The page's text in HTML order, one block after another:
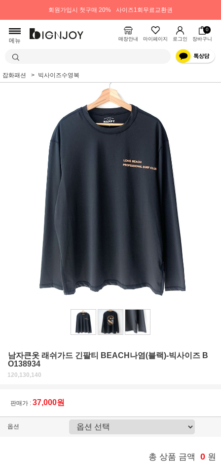
회원가입시 첫구매 20% 사이즈1회무료교환권
메뉴 매장안내 마이페이지 로그인
0
장바구니
잡화패션 빅사이즈수영복
남자큰옷 래쉬가드 긴팔티 BEACH나염(블랙)-빅사이즈 B
O138934
120,130,140
판매가 : 37,000원
옵션
총 상품 금액 0 원